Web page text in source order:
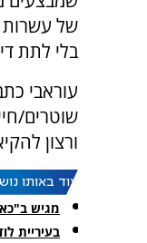
של עשרות
בלי לתת
עוראבי
שוטרים/
ורצון
עוד באותו
מגיש
בעיריית